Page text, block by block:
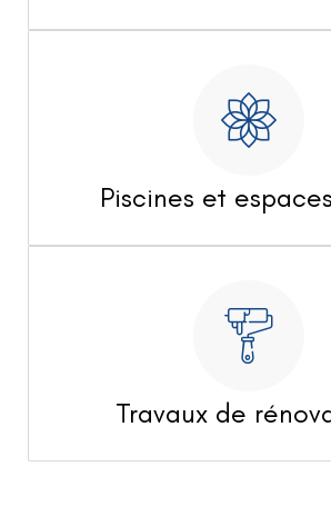
Piscines et
Travaux de